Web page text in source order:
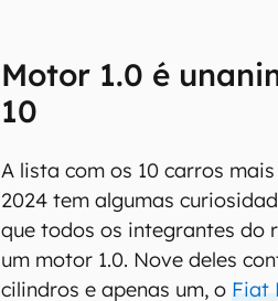
Motor 1.0 é
10
A lista com os 10 carros
2024 tem algumas
que todos os integrantes do
um motor 1.0. Nove deles
cilindros e apenas um, o Fiat